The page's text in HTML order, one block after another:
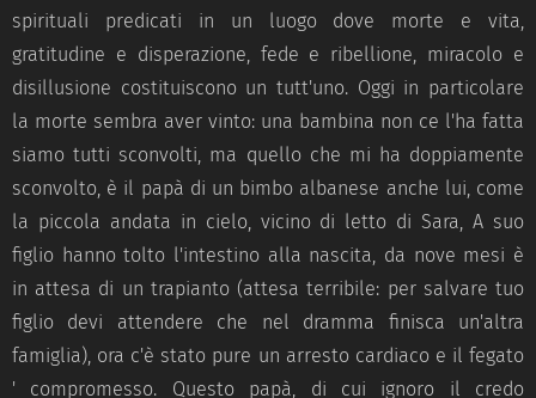
spirituali predicati in un luogo dove morte e vita,
gratitudine e disperazione, fede e ribellione, miracolo e
disillusione costituiscono un tutt'uno. Oggi in particolare
la morte sembra aver vinto: una bambina non ce l'ha fatta
siamo tutti sconvolti, ma quello che mi ha doppiamente
sconvolto, è il papà di un bimbo albanese anche lui, come
la piccola andata in cielo, vicino di letto di Sara, A suo
figlio hanno tolto l'intestino alla nascita, da nove mesi è
in attesa di un trapianto (attesa terribile: per salvare tuo
figlio devi attendere che nel dramma finisca un'altra
famiglia), ora c'è stato pure un arresto cardiaco e il fegato
' compromesso. Questo papà, di cui ignoro il credo